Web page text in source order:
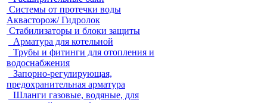
Системы от протечки воды
Аквасторож/ Гидролок
Стабилизаторы и блоки защиты
Арматура для котельной
Трубы и фитинги для отопления и
водоснабжения
Запорно-регулирующая,
предохранительная арматура
Шланги газовые, водяные, для